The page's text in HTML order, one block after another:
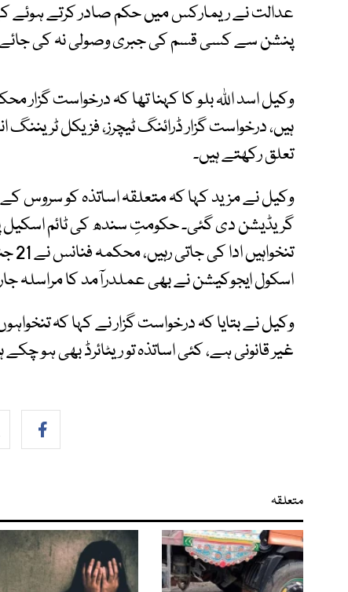
عدالت نے ریمارکس میں حکم صادر کرتے ہوئے
پنشن سے کسی قسم کی جبری وصولی نہ کی
وکیل اسد اللہ بلو کا کہنا تھا کہ درخواست گزار
ہیں، درخواست گزار ڈرائنگ ٹیچرز، فزیکل ٹریننگ
تعلق رکھتے ہیں۔
وکیل نے مزید کہا کہ متعلقہ اساتذہ کو سروس
اسکول ایجوکیشن نے بھی عملدرآمد کا مراسلہ
وکیل نے بتایا کہ درخواست گزار نے کہا کہ
غیر قانونی ہے، کئی اساتذہ تو ریٹائرڈ بھی ہو چکے
متعلقہ